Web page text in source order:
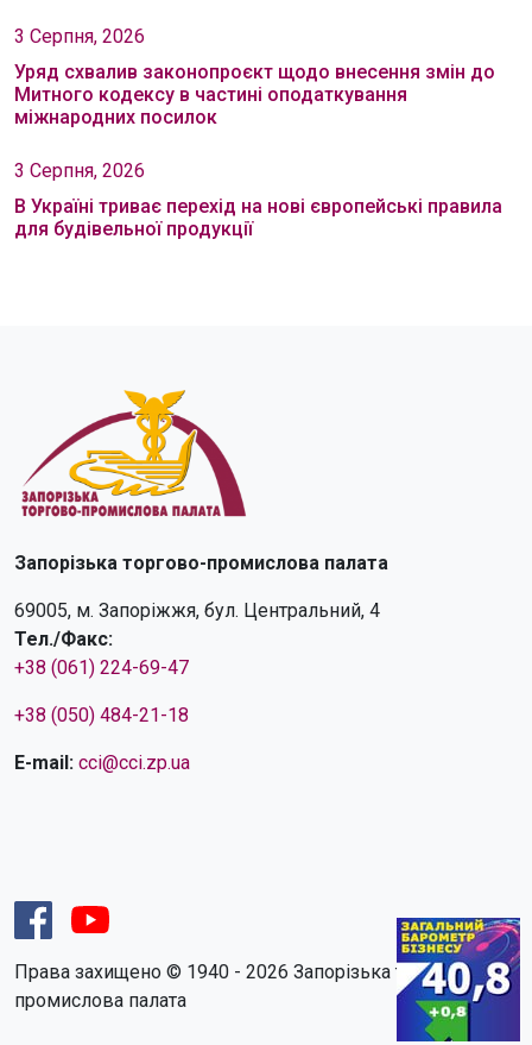
3 Серпня, 2026
Уряд схвалив законопроєкт щодо внесення змін до
Митного кодексу в частині оподаткування
міжнародних посилок
3 Серпня, 2026
В Україні триває перехід на нові європейські правила
для будівельної продукції
Запорізька торгово-промислова палата
69005, м. Запоріжжя, бул. Центральний, 4
Тел./Факс:
+38 (061) 224-69-47
+38 (050) 484-21-18
E-mail: cci@cci.zp.ua
Права захищено © 1940 - 2026 Запорізька торгово-
промислова палата